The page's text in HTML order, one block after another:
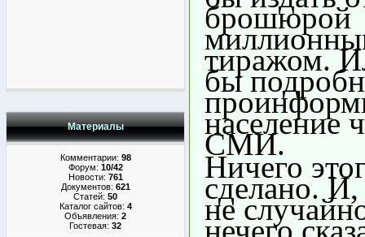
Материалы
Комментарии: 98
Форум: 10/42
Новости: 761
Документов: 621
Статей: 50
Каталог сайтов: 4
Объявления: 2
Гостевая: 32
брошюрой
тиражом.
бы
население
СМИ.
Ничего
сделано.
не
нечего